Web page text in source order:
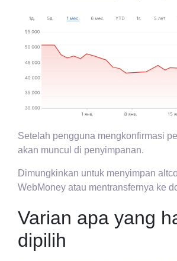
Setelah pengguna mengkonfirmasi
akan muncul di penyimpanan.
Dimungkinkan untuk menyimpan
WebMoney atau mentransfernya ke
Varian apa yang
dipilih